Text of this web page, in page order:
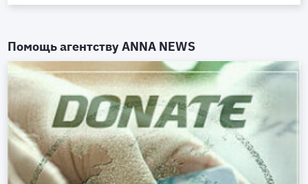
Помощь агентствуANNA NEWS